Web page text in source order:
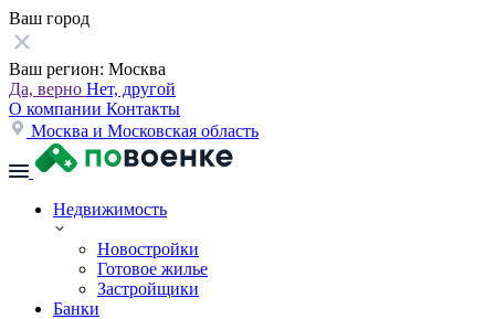
Ваш город
Ваш регион: Москва
Да, верно Нет, другой
О компании Контакты
Москва и Московская область
Недвижимость
Новостройки
Готовое жилье
Застройщики
Банки